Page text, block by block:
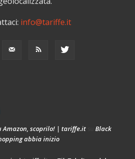
info@tariffe.it
Amazon, scoprilo! | tariffe.it
Black
abbia inizio